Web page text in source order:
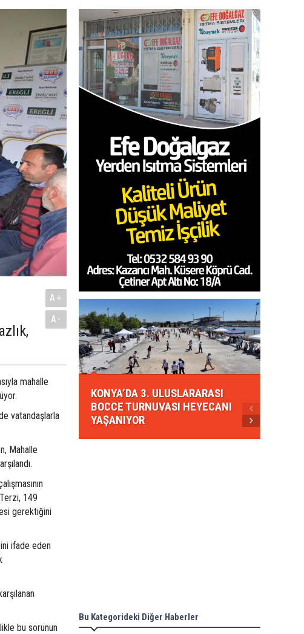
A+
A-
mahalle
vatandaşlarla
Mahalle
149
gerektiğini
ifade eden
bu sorunun
KONYA’DA 3. ULUSLARARASI
BOCCE TURNUVASI HEYECANI
YAŞANIYOR
Bu Kategorideki Diğer Haberler